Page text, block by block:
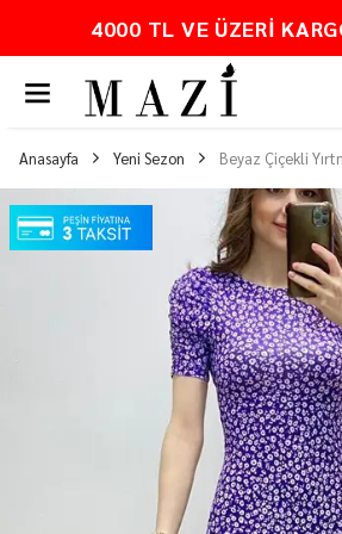
4000 TL VE ÜZERI
Anasayfa Yeni Sezon Beyaz Çiçekli